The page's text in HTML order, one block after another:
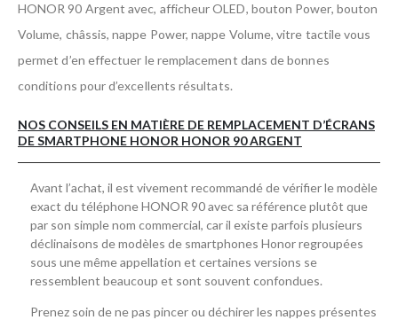
HONOR 90 Argent avec, afficheur OLED, bouton Power, bouton
Volume, châssis, nappe Power, nappe Volume, vitre tactile vous
permet d’en effectuer le remplacement dans de bonnes
conditions pour d’excellents résultats.
NOS CONSEILS EN MATIÈRE DE REMPLACEMENT D’ÉCRANS
DE SMARTPHONE HONOR HONOR 90 ARGENT
Avant l’achat, il est vivement recommandé de vérifier le modèle
exact du téléphone HONOR 90 avec sa référence plutôt que
par son simple nom commercial, car il existe parfois plusieurs
déclinaisons de modèles de smartphones Honor regroupées
sous une même appellation et certaines versions se
ressemblent beaucoup et sont souvent confondues.
Prenez soin de ne pas pincer ou déchirer les nappes présentes